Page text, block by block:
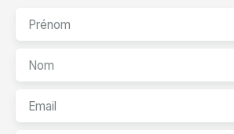
Prénom
Nom
Email